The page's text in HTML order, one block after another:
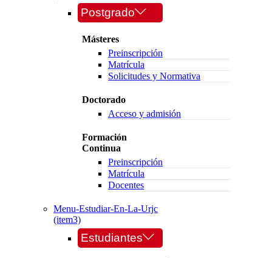
Postgrado
Másteres
Preinscripción
Matrícula
Solicitudes y Normativa
Doctorado
Acceso y admisión
Formación
Continua
Preinscripción
Matrícula
Docentes
Menu-Estudiar-En-La-Urjc
(item3)
Estudiantes